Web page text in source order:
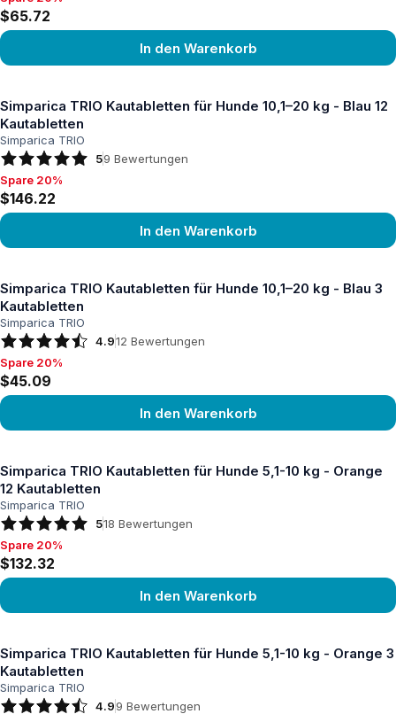
$65.72
In den Warenkorb
Simparica TRIO Kautabletten für Hunde 10,1–20 kg - Blau 12
Kautabletten
Simparica TRIO
59 Bewertungen
Spare 20%, $146.22
Spare 20%
$146.22
In den Warenkorb
Simparica TRIO Kautabletten für Hunde 10,1–20 kg - Blau 3
Kautabletten
Simparica TRIO
4.912 Bewertungen
Spare 20%, $45.09
Spare 20%
$45.09
In den Warenkorb
Simparica TRIO Kautabletten für Hunde 5,1-10 kg - Orange
12 Kautabletten
Simparica TRIO
518 Bewertungen
Spare 20%, $132.32
Spare 20%
$132.32
In den Warenkorb
Simparica TRIO Kautabletten für Hunde 5,1-10 kg - Orange 3
Kautabletten
Simparica TRIO
4.99 Bewertungen